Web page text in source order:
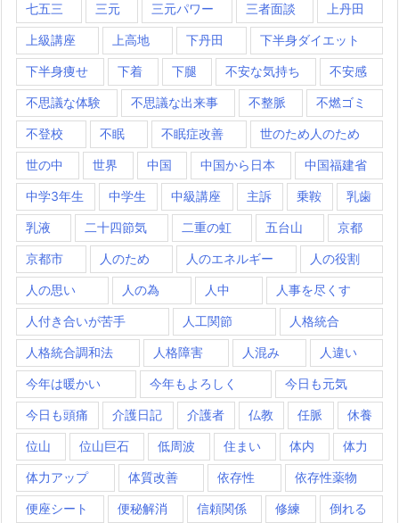
七五三 三元 三元パワー 三者面談 上丹田
上級講座 上高地 下丹田 下半身ダイエット
下半身痩せ 下着 下腿 不安な気持ち 不安感
不思議な体験 不思議な出来事 不整脈 不燃ゴミ
不登校 不眠 不眠症改善 世のため人のため
世の中 世界 中国 中国から日本 中国福建省
中学3年生 中学生 中級講座 主訴 乗鞍 乳歯
乳液 二十四節気 二重の虹 五台山 京都
京都市 人のため 人のエネルギー 人の役割
人の思い 人の為 人中 人事を尽くす
人付き合いが苦手 人工関節 人格統合
人格統合調和法 人格障害 人混み 人違い
今年は暖かい 今年もよろしく 今日も元気
今日も頭痛 介護日記 介護者 仏教 任脈 休養
位山 位山巨石 低周波 住まい 体内 体力
体力アップ 体質改善 依存性 依存性薬物
便座シート 便秘解消 信頼関係 修練 倒れる